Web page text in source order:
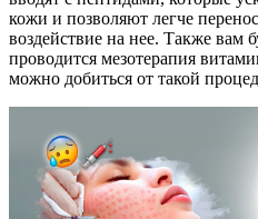
кожи и позволяют легче
воздействие на нее. Также вам
проводится мезотерапия
можно добиться от такой